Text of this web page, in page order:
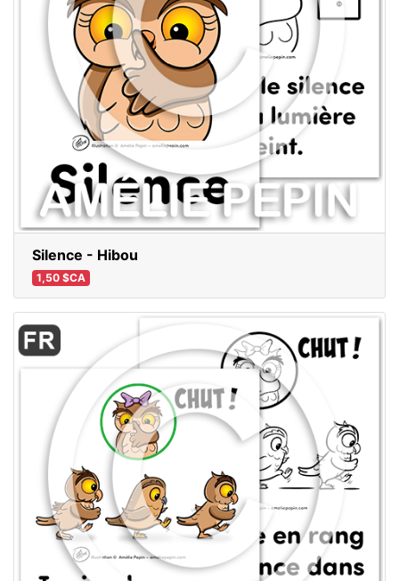
Silence - Hibou
1,50 $CA